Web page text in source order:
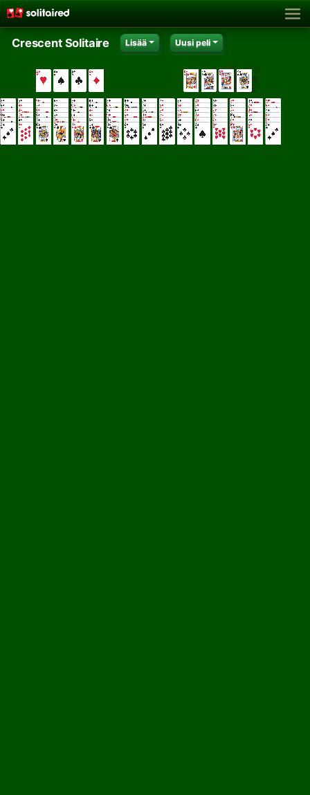
Crescent Solitaire Lisää Uusi peli